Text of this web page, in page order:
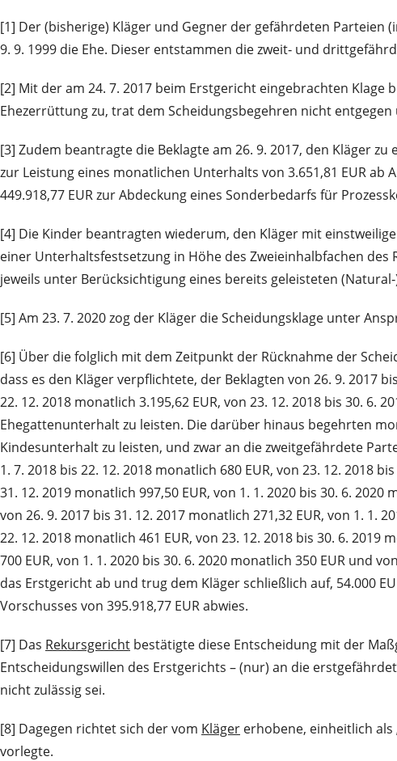
[1] Der (bisherige) Kläger und Gegner der gefährdeten Parteien
9. 9. 1999 die Ehe. Dieser entstammen die zweit‑ und
[2] Mit der am 24. 7. 2017 beim Erstgericht eingebrachten
Ehezerrüttung zu, trat dem Scheidungsbegehren nicht
[3] Zudem beantragte die Beklagte am 26. 9. 2017, den Kläger
zur Leistung eines monatlichen Unterhalts von 3.651,81 EUR ab
449.918,77 EUR zur Abdeckung eines Sonderbedarfs für
[4] Die Kinder beantragten wiederum, den Kläger mit
einer Unterhaltsfestsetzung in Höhe des Zweieinhalbfachen
jeweils unter Berücksichtigung eines bereits geleisteten
[5] Am 23. 7. 2020 zog der Kläger die Scheidungsklage unter
[6] Über die folglich mit dem Zeitpunkt der Rücknahme der
dass es den Kläger verpflichtete, der Beklagten von 26. 9. 2017
22. 12. 2018 monatlich 3.195,62 EUR, von 23. 12. 2018 bis 30. 6.
Ehegattenunterhalt zu leisten. Die darüber hinaus begehrten
Kindesunterhalt zu leisten, und zwar an die zweitgefährdete
1. 7. 2018 bis 22. 12. 2018 monatlich 680 EUR, von 23. 12. 2018
31. 12. 2019 monatlich 997,50 EUR, von 1. 1. 2020 bis 30. 6.
von 26. 9. 2017 bis 31. 12. 2017 monatlich 271,32 EUR, von 1. 1.
22. 12. 2018 monatlich 461 EUR, von 23. 12. 2018 bis 30. 6. 2019
700 EUR, von 1. 1. 2020 bis 30. 6. 2020 monatlich 350 EUR und
das Erstgericht ab und trug dem Kläger schließlich auf, 54.000
Vorschusses von 395.918,77 EUR abwies.
[7] Das Rekursgericht bestätigte diese Entscheidung mit der
Entscheidungswillen des Erstgerichts – (nur) an die
nicht zulässig sei.
[8] Dagegen richtet sich der vom Kläger erhobene, einheitlich
vorlegte.